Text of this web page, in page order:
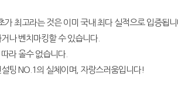
가 최고라는 것은 이미 국내 최다 실적으로 입증됩
나 벤치마킹할 수 있습니다.
라 올수 없습니다.
팅 NO.1의 실체이며, 자랑스러움입니다!